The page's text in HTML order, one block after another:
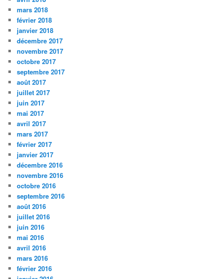
mars 2018
février 2018
janvier 2018
décembre 2017
novembre 2017
octobre 2017
septembre 2017
août 2017
juillet 2017
juin 2017
mai 2017
avril 2017
mars 2017
février 2017
janvier 2017
décembre 2016
novembre 2016
octobre 2016
septembre 2016
août 2016
juillet 2016
juin 2016
mai 2016
avril 2016
mars 2016
février 2016